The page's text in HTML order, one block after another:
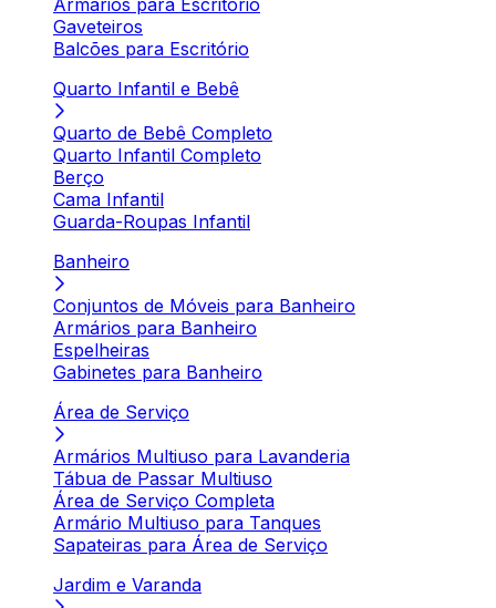
Armários para Escritório
Gaveteiros
Balcões para Escritório
Quarto Infantil e Bebê
Quarto de Bebê Completo
Quarto Infantil Completo
Berço
Cama Infantil
Guarda-Roupas Infantil
Banheiro
Conjuntos de Móveis para Banheiro
Armários para Banheiro
Espelheiras
Gabinetes para Banheiro
Área de Serviço
Armários Multiuso para Lavanderia
Tábua de Passar Multiuso
Área de Serviço Completa
Armário Multiuso para Tanques
Sapateiras para Área de Serviço
Jardim e Varanda